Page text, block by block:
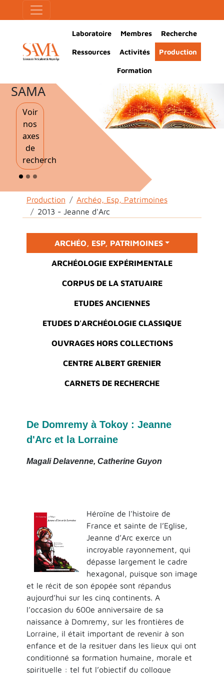
Aller au contenu principal
Main Navigation
Laboratoire Membres Recherche
Ressources Activités Production
Formation
SAMA
Voir
nos
axes
de
recherche
Fil d'Ariane
Production
Archéo, Esp, Patrimoines
2013 - Jeanne d'Arc
Main menu
ARCHÉO, ESP, PATRIMOINES
ARCHÉOLOGIE EXPÉRIMENTALE
CORPUS DE LA STATUAIRE
ETUDES ANCIENNES
ETUDES D'ARCHÉOLOGIE CLASSIQUE
OUVRAGES HORS COLLECTIONS
CENTRE ALBERT GRENIER
CARNETS DE RECHERCHE
De Domremy à Tokoy : Jeanne
d'Arc et la Lorraine
Magali Delavenne, Catherine Guyon
Héroïne de l'histoire de
France et sainte de l’Eglise,
Jeanne d’Arc exerce un
incroyable rayonnement, qui
dépasse largement le cadre
hexagonal, puisque son image
et le récit de son épopée sont répandus
aujourd’hui sur les cinq continents. A
l’occasion du 600e anniversaire de sa
naissance à Domremy, sur les frontières de
Lorraine, il était important de revenir à son
enfance et de la resituer dans les lieux qui ont
conditionné sa formation humaine, morale et
spirituelle : tel fut l’objectif du colloque
Panneau de gestion des cookies